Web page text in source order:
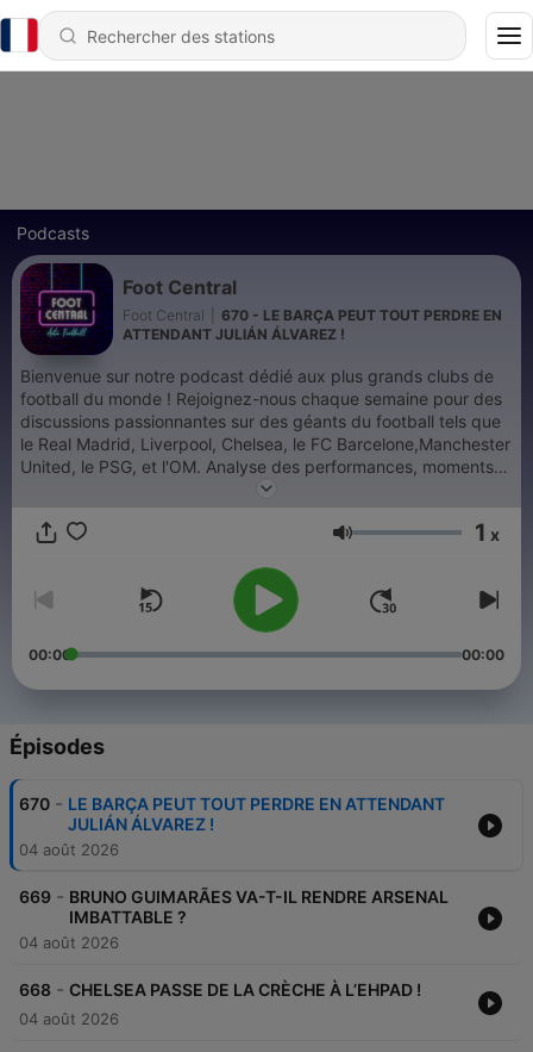
Podcasts
Foot Central
Foot Central
670 - LE BARÇA PEUT TOUT PERDRE EN
ATTENDANT JULIÁN ÁLVAREZ !
Bienvenue sur notre podcast dédié aux plus grands clubs de
football du monde ! Rejoignez-nous chaque semaine pour des
discussions passionnantes sur des géants du football tels que
le Real Madrid, Liverpool, Chelsea, le FC Barcelone,Manchester
United, le PSG, et l'OM. Analyse des performances, moments
historiques, et débats sur l'actualité des plus grands clubs
Volume 1 x
00:00 00:00
Épisodes
670 - LE BARÇA PEUT TOUT PERDRE EN ATTENDANT
JULIÁN ÁLVAREZ !
04 août 2026
669 - BRUNO GUIMARÃES VA-T-IL RENDRE ARSENAL
IMBATTABLE ?
04 août 2026
668 - CHELSEA PASSE DE LA CRÈCHE À L’EHPAD !
04 août 2026